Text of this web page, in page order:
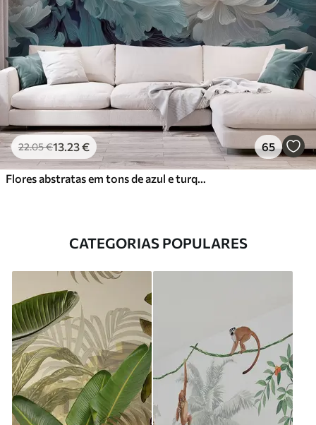
22.05€13 .23€ 65
CATEGORIAS POPULARES